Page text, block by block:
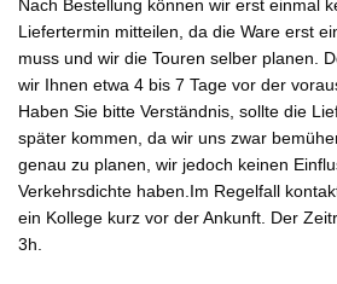
Nach Bestellung können wir erst einmal
Liefertermin mitteilen, da die Ware erst
muss und wir die Touren selber planen.
wir Ihnen etwa 4 bis 7 Tage vor der
Haben Sie bitte Verständnis, sollte die
später kommen, da wir uns zwar
genau zu planen, wir jedoch keinen
Verkehrsdichte haben.Im Regelfall
ein Kollege kurz vor der Ankunft. Der
3h.